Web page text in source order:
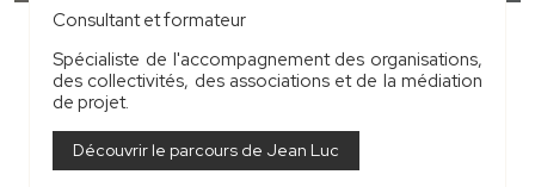
Consultant et formateur
Spécialiste de l'accompagnement des organisations,
des collectivités, des associations et de la médiation
de projet.
Découvrir le parcours de Jean Luc